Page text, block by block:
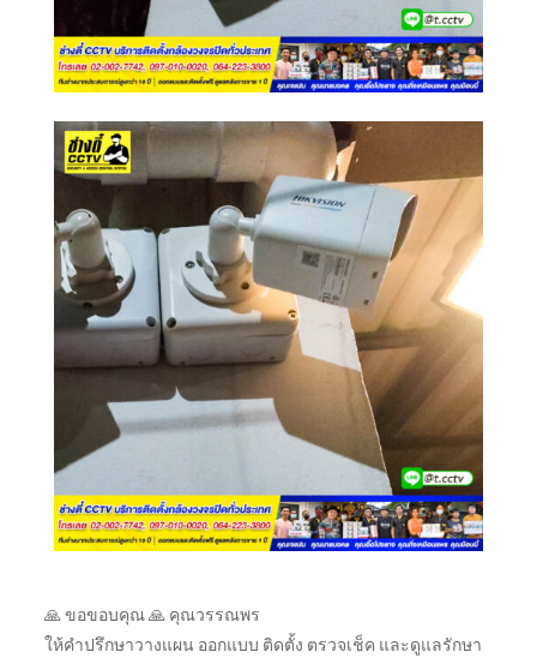
🙏 ขอขอบคุณ 🙏 คุณวรรณพร
ให้คำปรึกษาวางแผน ออกแบบ ติดตั้ง ตรวจเช็ค และดูแลรักษา